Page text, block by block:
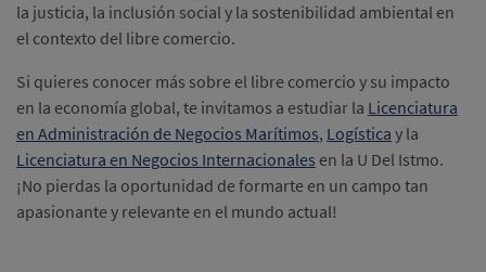
la justicia, la inclusión social y la sostenibilidad ambiental en
el contexto del libre comercio.
Si quieres conocer más sobre el libre comercio y su impacto
en la economía global, te invitamos a estudiar la Licenciatura
en Administración de Negocios Marítimos, Logística y la
Licenciatura en Negocios Internacionales en la U Del Istmo.
¡No pierdas la oportunidad de formarte en un campo tan
apasionante y relevante en el mundo actual!